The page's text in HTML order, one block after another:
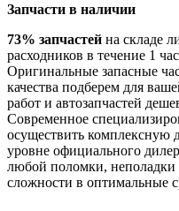
Запчасти в наличии
73% запчастей на складе
расходников в течение 1
Оригинальные запасные
качества подберем для
работ и автозапчастей
Современное
осуществить комплексную
уровне официального
любой поломки,
сложности в оптимальные